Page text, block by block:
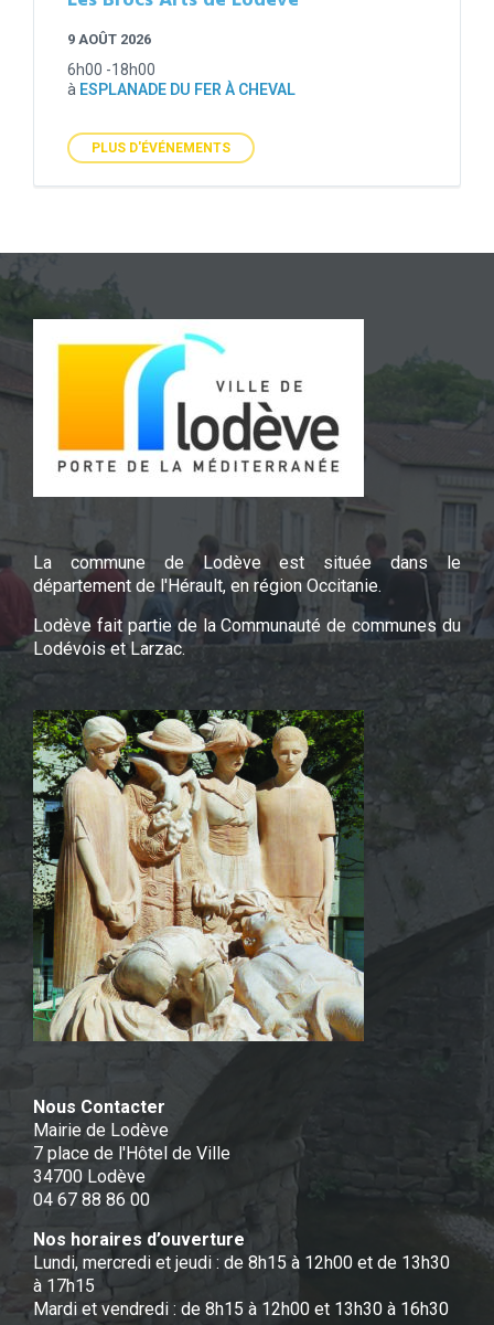
9 AOÛT 2026
6h00 -18h00
à ESPLANADE DU FER À CHEVAL
PLUS D'ÉVÉNEMENTS
La commune de Lodève est située dans le
département de l'Hérault, en région Occitanie.
Lodève fait partie de la Communauté de communes du
Lodévois et Larzac.
Nous Contacter
Mairie de Lodève
7 place de l'Hôtel de Ville
34700 Lodève
04 67 88 86 00
Nos horaires d’ouverture
Lundi, mercredi et jeudi : de 8h15 à 12h00 et de 13h30
à 17h15
Mardi et vendredi : de 8h15 à 12h00 et 13h30 à 16h30